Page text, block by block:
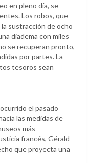
en pleno día, se
Los robos, que
sustracción de ocho
diadema con miles
se recuperan pronto,
por partes. La
tesoros sean
el pasado
las medidas de
más
francés, Gérald
que proyecta una